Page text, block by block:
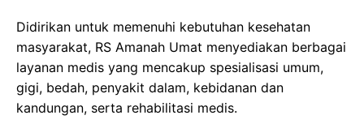
Didirikan untuk memenuhi kebutuhan kesehatan
masyarakat, RS Amanah Umat menyediakan berbagai
layanan medis yang mencakup spesialisasi umum,
gigi, bedah, penyakit dalam, kebidanan dan
kandungan, serta rehabilitasi medis.